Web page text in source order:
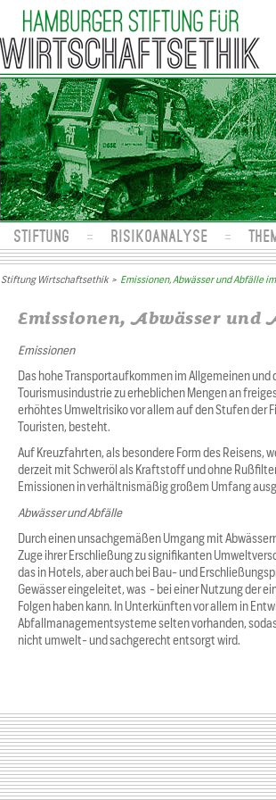
STIFTUNG RISIKOANALYSE
Stiftung Wirtschaftsethik> Emissionen, Abwässer und Abfälle
Emissionen, Abwässer
Emissionen
Das hohe Transportaufkommen im Allgemeinen
Tourismusindustrie zu erheblichen Mengen an
erhöhtes Umweltrisiko vor allem auf den Stufen der
Touristen, besteht.
Auf Kreuzfahrten, als besondere Form des Reisens,
derzeit mit Schweröl als Kraftstoff und ohne
Emissionen in verhältnismäßig großem Umfang
Abwässer und Abfälle
Durch einen unsachgemäßen Umgang mit
Zuge ihrer Erschließung zu signifikanten
das in Hotels, aber auch bei Bau- und
Gewässer eingeleitet, was - bei einer Nutzung der
Folgen haben kann. In Unterkünften vor allem in
Abfallmanagementsysteme selten vorhanden,
nicht umwelt- und sachgerecht entsorgt wird.